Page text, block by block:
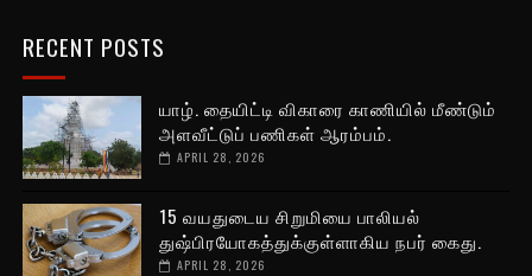
RECENT POSTS
யாழ். தையிட்டி விகாரை காணியில் மீண்டும்
அளவீட்டுப் பணிகள் ஆரம்பம்.
APRIL 28, 2026
15 வயதுடைய சிறுமியை பாலியல்
துஷ்பிரயோகத்துக்குள்ளாகிய நபர் கைது.
APRIL 28, 2026